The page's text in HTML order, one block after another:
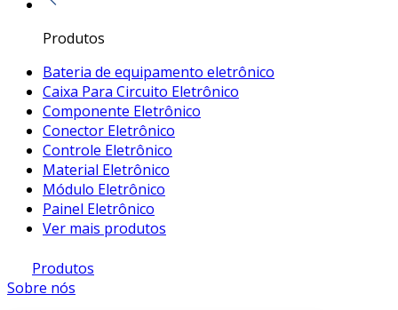
Produtos
Bateria de equipamento eletrônico
Caixa Para Circuito Eletrônico
Componente Eletrônico
Conector Eletrônico
Controle Eletrônico
Material Eletrônico
Módulo Eletrônico
Painel Eletrônico
Ver mais produtos
Produtos
Sobre nós